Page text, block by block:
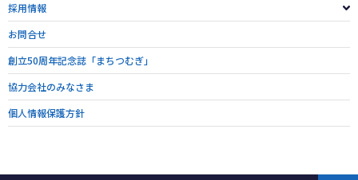
採用情報
お問合せ
創立50周年記念誌「まちつむぎ」
協力会社のみなさま
個人情報保護方針